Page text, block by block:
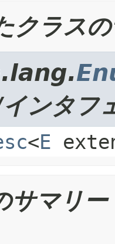
クラス
ンタフ
<E
サマリー